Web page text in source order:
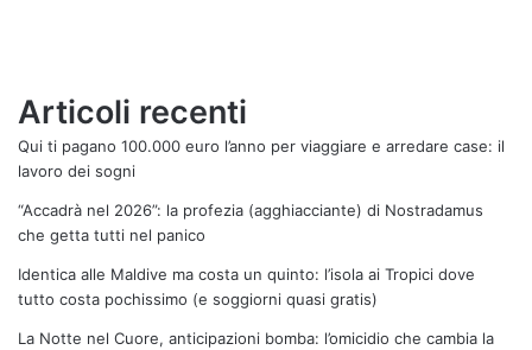
Articoli recenti
Qui ti pagano 100.000 euro l’anno per viaggiare e arredare case: il
lavoro dei sogni
“Accadrà nel 2026”: la profezia (agghiacciante) di Nostradamus
che getta tutti nel panico
Identica alle Maldive ma costa un quinto: l’isola ai Tropici dove
tutto costa pochissimo (e soggiorni quasi gratis)
La Notte nel Cuore, anticipazioni bomba: l’omicidio che cambia la